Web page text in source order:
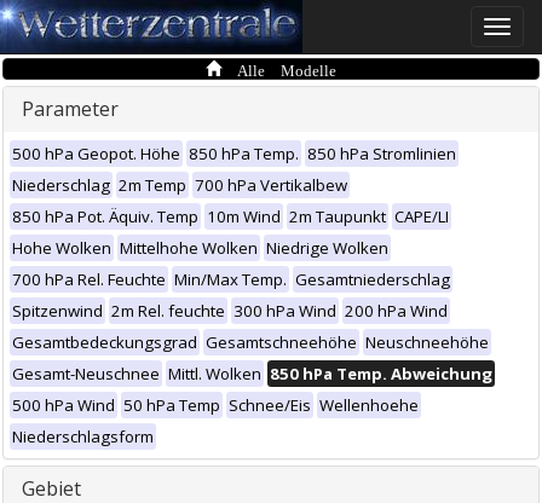
Toggle
Alle Modelle
Parameter
500 hPa Geopot. Höhe 850 hPa Temp. 850 hPa Stromlinien
Niederschlag 2m Temp 700 hPa Vertikalbew
850 hPa Pot. Äquiv. Temp 10m Wind 2m Taupunkt CAPE/LI
Hohe Wolken Mittelhohe Wolken Niedrige Wolken
700 hPa Rel. Feuchte Min/Max Temp. Gesamtniederschlag
Spitzenwind 2m Rel. feuchte 300 hPa Wind 200 hPa Wind
Gesamtbedeckungsgrad Gesamtschneehöhe Neuschneehöhe
Gesamt-Neuschnee Mittl. Wolken 850 hPa Temp. Abweichung
500 hPa Wind 50 hPa Temp Schnee/Eis Wellenhoehe
Niederschlagsform
Gebiet